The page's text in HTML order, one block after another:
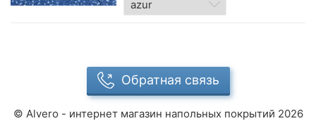
Обратная связь
© Alvero - интернет магазин напольных покрытий 2026